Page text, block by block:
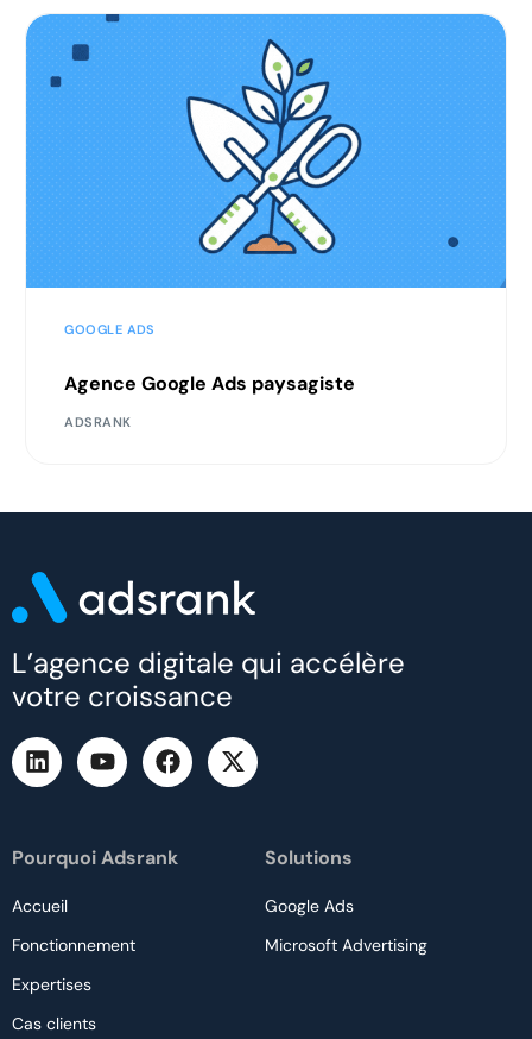
GOOGLE ADS
Agence Google Ads paysagiste
ADSRANK
L’agence digitale qui accélère
votre croissance
Pourquoi Adsrank
Accueil
Fonctionnement
Expertises
Cas clients
Solutions
Google Ads
Microsoft Advertising